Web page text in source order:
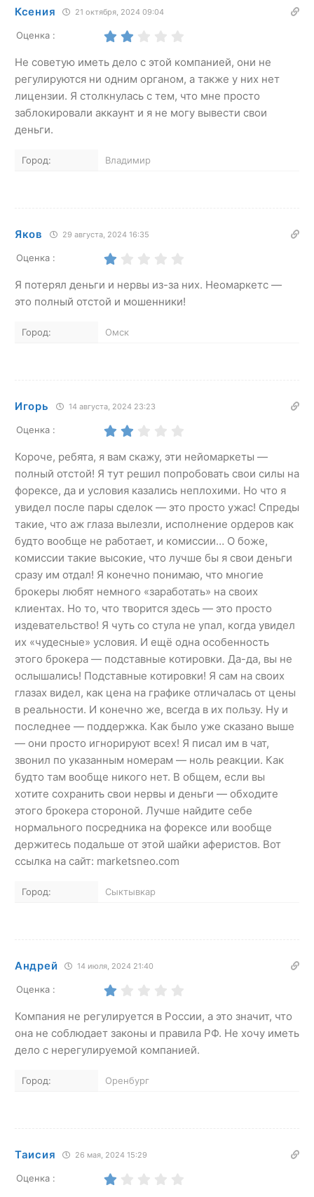
Ксения 21 октября, 2024 09:04
Оценка :
Не советую иметь дело с этой компанией, они не
регулируются ни одним органом, а также у них нет
лицензии. Я столкнулась с тем, что мне просто
заблокировали аккаунт и я не могу вывести свои
деньги.
Город: Владимир
Яков 29 августа, 2024 16:35
Оценка :
Я потерял деньги и нервы из-за них. Неомаркетс —
это полный отстой и мошенники!
Город: Омск
Игорь 14 августа, 2024 23:23
Оценка :
Короче, ребята, я вам скажу, эти нейомаркеты —
полный отстой! Я тут решил попробовать свои силы на
форексе, да и условия казались неплохими. Но что я
увидел после пары сделок — это просто ужас! Спреды
такие, что аж глаза вылезли, исполнение ордеров как
будто вообще не работает, и комиссии… О боже,
комиссии такие высокие, что лучше бы я свои деньги
сразу им отдал! Я конечно понимаю, что многие
брокеры любят немного «заработать» на своих
клиентах. Но то, что творится здесь — это просто
издевательство! Я чуть со стула не упал, когда увидел
их «чудесные» условия. И ещё одна особенность
этого брокера — подставные котировки. Да-да, вы не
ослышались! Подставные котировки! Я сам на своих
глазах видел, как цена на графике отличалась от цены
в реальности. И конечно же, всегда в их пользу. Ну и
последнее — поддержка. Как было уже сказано выше
— они просто игнорируют всех! Я писал им в чат,
звонил по указанным номерам — ноль реакции. Как
будто там вообще никого нет. В общем, если вы
хотите сохранить свои нервы и деньги — обходите
этого брокера стороной. Лучше найдите себе
нормального посредника на форексе или вообще
держитесь подальше от этой шайки аферистов. Вот
ссылка на сайт: marketsneo.com
Город: Сыктывкар
Андрей 14 июля, 2024 21:40
Оценка :
Компания не регулируется в России, а это значит, что
она не соблюдает законы и правила РФ. Не хочу иметь
дело с нерегулируемой компанией.
Город: Оренбург
Таисия 26 мая, 2024 15:29
Оценка :